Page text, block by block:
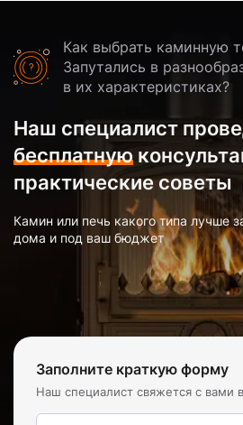
Как выбрать каминную
Запутались в
в их характеристиках?
Наш специалист
бесплатную
практические советы
Камин или печь какого типа лучше
дома и под ваш бюджет
Заполните краткую форму
Наш специалист свяжется с вами